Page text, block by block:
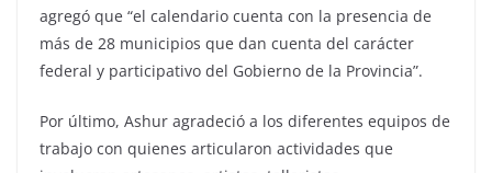
agregó que “el calendario cuenta con la presencia de
más de 28 municipios que dan cuenta del carácter
federal y participativo del Gobierno de la Provincia”.
Por último, Ashur agradeció a los diferentes equipos de
trabajo con quienes articularon actividades que